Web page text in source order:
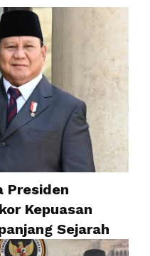
Presiden
Kepuasan
Sejarah